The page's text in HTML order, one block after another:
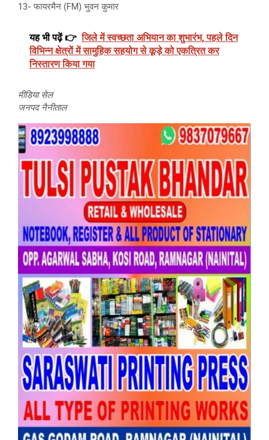
13- फायरमैन (FM) भुवन कुमार
यह भी पढ़ें 👉 जिले में स्वच्छता अभियान का शुभारंभ, पहले दिन
विभिन्न क्षेत्रों में सामुहिक सहयोग से कूड़े को एकत्रित कर
निस्तारण किया गया
मीडिया सेल
जनपद नैनीताल